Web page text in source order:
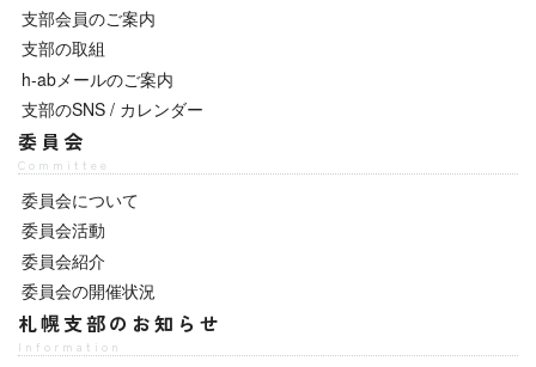
支部会員のご案内
支部の取組
h-abメールのご案内
支部のSNS / カレンダー
委員会
Committee
委員会について
委員会活動
委員会紹介
委員会の開催状況
札幌支部のお知らせ
Information